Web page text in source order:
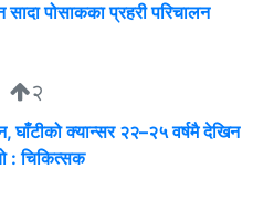
सादा पोसाकका प्रहरी परिचालन
२
घाँटीको क्यान्सर २२–२५ वर्षमै देखिन
: चिकित्सक